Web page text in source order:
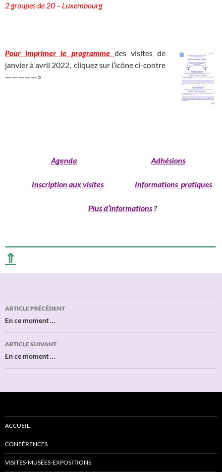
2 groupes de 20 – Luxembourg
Pour imprimer le programme des visites de
janvier à avril 2022, cliquez sur l’icône ci-contre
—————>
Agenda Adhésions
Inscription aux visites Informations pratiques
Plus d’informations ?
⇑
Navigation
des
articles
ARTICLE PRÉCÉDENT
En ce moment …
ARTICLE SUIVANT
En ce moment …
ACCUEIL
CONFÉRENCES
VISITES-MUSÉES-EXPOSITIONS